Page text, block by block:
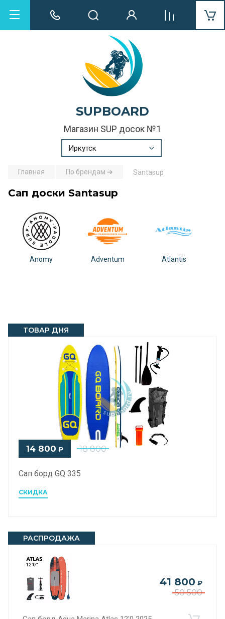
SUPBOARD
Магазин SUP досок №1
Иркутск
ТОВАР ДНЯ
18 800
14 800 ₽
Сап борд GQ 335
СКИДКА
РАСПРОДАЖА
50 500
41 800 ₽
Главная По брендам ➔ Santasup
Сап доски Santasup
Anomy Adventum Atlantis